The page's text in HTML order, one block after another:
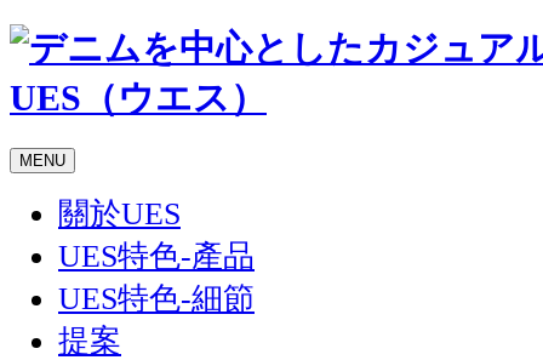
MENU
關於UES
UES特色-產品
UES特色-細節
提案